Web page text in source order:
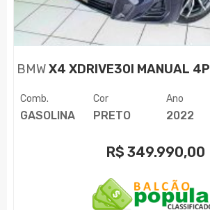
BMWX4 XDRIVE30I MANUAL 4P
Comb.
GASOLINA
Cor
PRETO
Ano
2022
R$ 349.990,00